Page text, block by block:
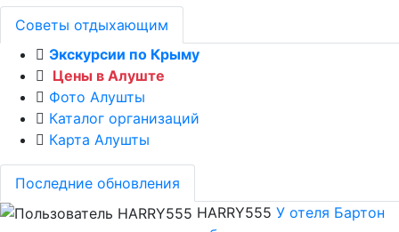
Советы отдыхающим
Экскурсии по Крыму
Цены в Алуште
Фото Алушты
Каталог организаций
Карта Алушты
Последние обновления
HARRY555 У отеля Бартон